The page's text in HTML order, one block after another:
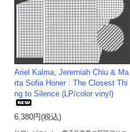
Ariel Kalma, Jeremiah Chiu & Ma
rta Sofia Honer : The Closest Thi
ng to Silence (LP/color vinyl)
6,380円(税込)